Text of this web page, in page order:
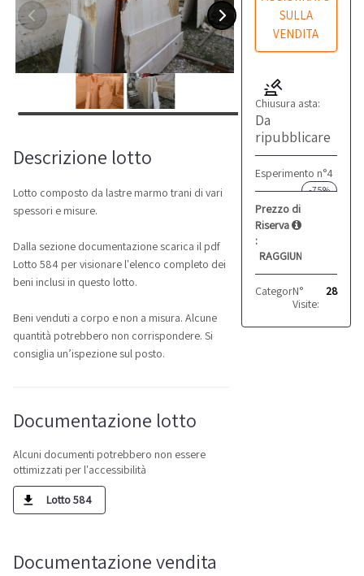
SULLA
VENDITA
Chiusura asta:
Da
ripubblicare
Esperimento n°4
-75%
Prezzo di
Riserva
:
RAGGIUNTO
Categoria: Marmo e
N°
Visite:
28
Descrizione lotto
Lotto composto da lastre marmo trani di vari
spessori e misure.
Dalla sezione documentazione scarica il pdf
Lotto 584 per visionare l'elenco completo dei
beni inclusi in questo lotto.
Beni venduti a corpo e non a misura. Alcune
quantità potrebbero non corrispondere. Si
consiglia un’ispezione sul posto.
Documentazione lotto
Alcuni documenti potrebbero non essere
ottimizzati per l'accessibilità
Lotto 584
Documentazione vendita